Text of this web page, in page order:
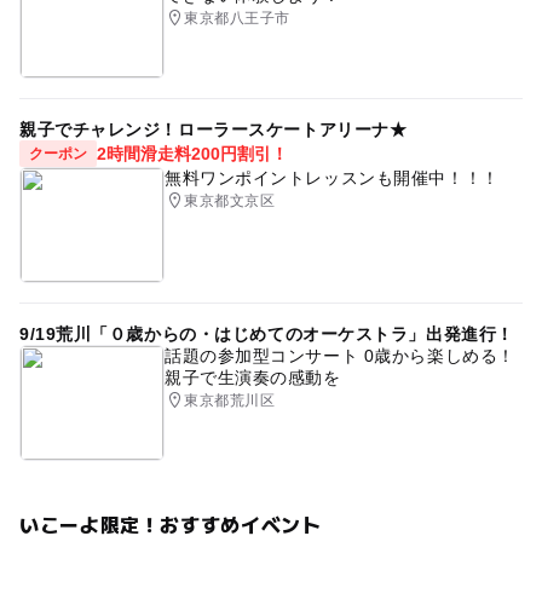
東京都八王子市
親子でチャレンジ！ローラースケートアリーナ★
クーポン 2時間滑走料200円割引！
無料ワンポイントレッスンも開催中！！！
東京都文京区
9/19荒川「０歳からの・はじめてのオーケストラ」出発進行！
話題の参加型コンサート 0歳から楽しめる！
親子で生演奏の感動を
東京都荒川区
いこーよ限定！おすすめイベント